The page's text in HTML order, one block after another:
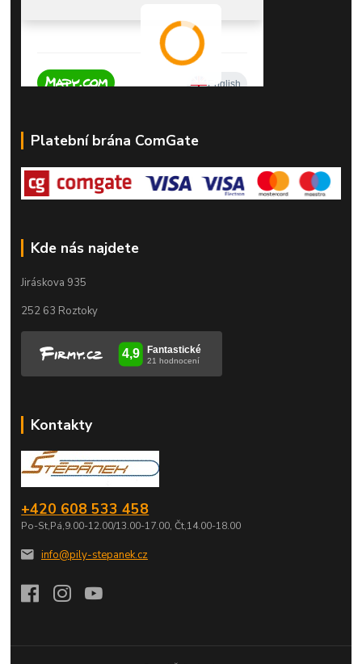
Platební brána ComGate
Kde nás najdete
Jiráskova 935
252 63 Roztoky
Kontakty
+420 608 533 458
Po-St,Pá,9.00-12.00/13.00-17.00, Čt,14.00-18.00
info@pily-stepanek.cz